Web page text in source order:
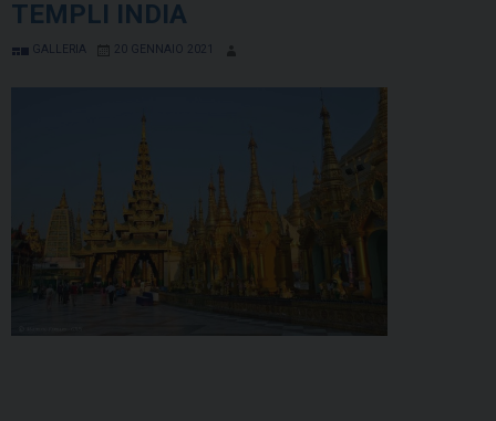
TEMPLI INDIA
GALLERIA 20 GENNAIO 2021